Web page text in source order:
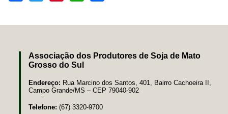
Associação dos Produtores de Soja de Mato
Grosso do Sul
Endereço: Rua Marcino dos Santos, 401, Bairro Cachoeira II,
Campo Grande/MS – CEP 79040-902
Telefone: (67) 3320-9700